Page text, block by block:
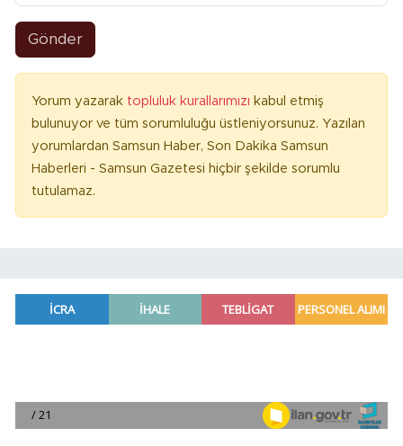
Gönder
Yorum yazarak topluluk kurallarımızı kabul etmiş
bulunuyor ve tüm sorumluluğu üstleniyorsunuz. Yazılan
yorumlardan Samsun Haber, Son Dakika Samsun
Haberleri - Samsun Gazetesi hiçbir şekilde sorumlu
tutulamaz.